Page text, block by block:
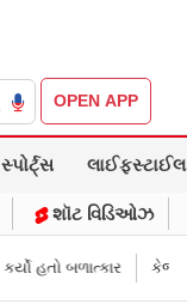
OPEN APP
સ્પોર્ટ્સ લાઈફસ્ટાઈલ
શૉટ વિડિઓઝ
ઇન્સ્ટાગ્રામ એકાઉન્ટ